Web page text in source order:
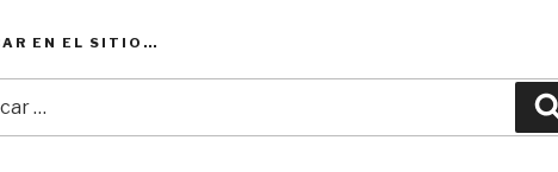
EN EL SITIO…